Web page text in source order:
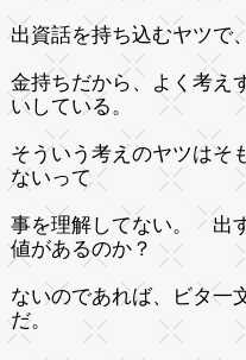
出資話を持ち込むヤツで
金持ちだから、よく考え
いしている。
そういう考えのヤツはそ
ないって
事を理解してない。 出
値があるのか？
ないのであれば、ビタ
だ。